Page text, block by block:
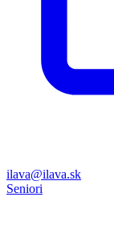
ilava@ilava.sk
Seniori